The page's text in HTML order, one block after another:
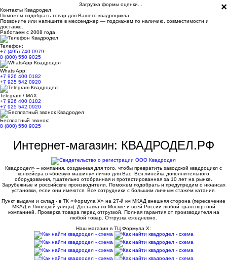
×
Загрузка формы оценки...
Контакты Квадродел
Поможем подобрать товар для Вашего квадроцикла
Позвоните или напишите в мессенджер — подскажем по наличию, совместимости и
доставке.
Работаем с 2008 года
Телефон:
+7 (495) 740 0979
8 (800) 550 9025
Whats App:
+7 926 400 0182
+7 925 542 0920
Telegram / MAX:
+7 926 400 0182
+7 925 542 0920
Бесплатный звонок:
8 (800) 550 9025
Интернет-магазин: КВАДРОДЕЛ.РФ
Квадродел» – компания, созданная для того, чтобы превратить заводской квадроцикл с
конвейера в «боевую машину» лично для Вас. Вся линейка дополнительного
оборудования, тщательно отобранная и протестированная за 10 лет на рынке.
Зарубежные и российские производители. Поможем подобрать и предупредим о нюансах
установки, если они имеются. Все сотрудники с большим личным стажем катания.
Пункт выдачи и склад - в ТК «Формула X» на 27-й км МКАД внешняя сторона (пересечение
МКАД и Липецкой улицы). Доставка по Москве и всей России любой транспортной
компанией. Проверка товара перед отгрузкой. Полная гарантия от производителя на
любой товар. Отгрузка ежедневно.
Наш магазин в ТЦ Формула Х: